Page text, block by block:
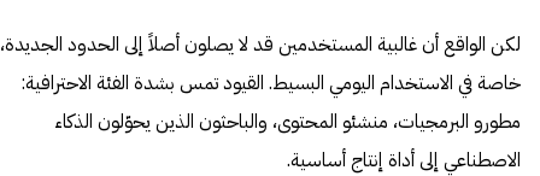
لكن الواقع أن غالبية المستخدمين قد لا يصلون أصلاً إلى الحدود الجديدة،
خاصة في الاستخدام اليومي البسيط. القيود تمس بشدة الفئة الاحترافية:
مطورو البرمجيات، منشئو المحتوى، والباحثون الذين يحوّلون الذكاء
الاصطناعي إلى أداة إنتاج أساسية.